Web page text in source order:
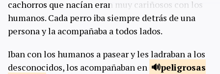
cachorros que nacían eran muy cariñosos con los
humanos. Cada perro iba siempre detrás de una
persona y la acompañaba a todos lados.
Iban con los humanos a pasear y les ladraban a los
desconocidos, los acompañaban en
peligrosas